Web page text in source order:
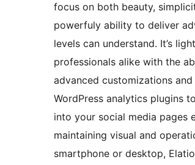
focus on both beauty,
powerfuly ability to deliver
levels can understand. It’s
professionals alike with the
advanced customizations
WordPress analytics plugins
into your social media pages
maintaining visual and
smartphone or desktop,